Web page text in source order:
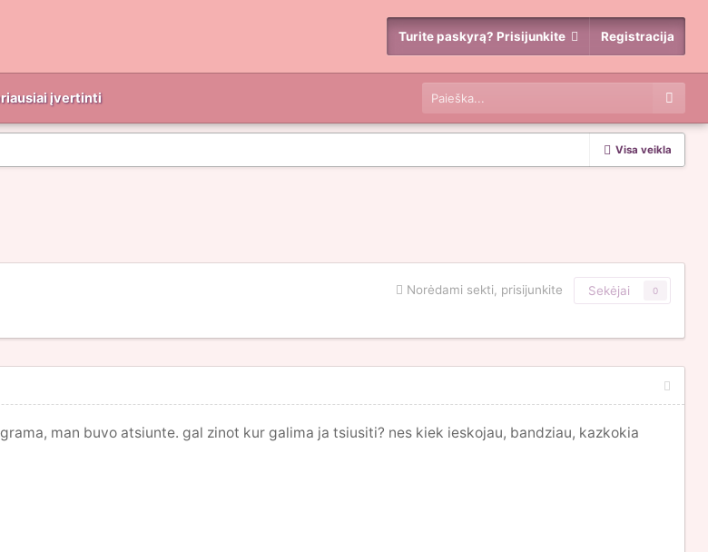
Turite paskyrą? Prisijunkite Registracija
įvertinti
Visa veikla
Norėdami sekti, prisijunkite Sekėjai 0
man buvo atsiunte. gal zinot kur galima ja tsiusiti? nes kiek ieskojau, bandziau, kazkokia